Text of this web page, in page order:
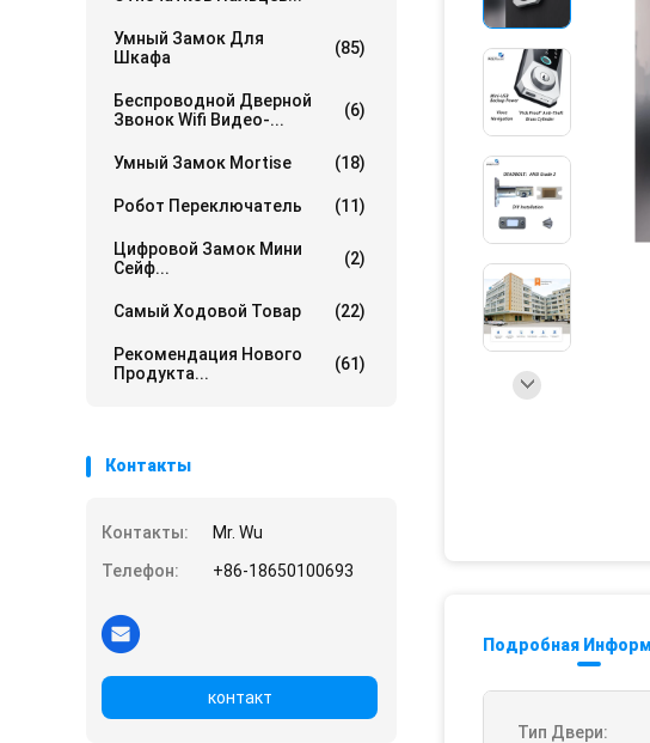
Умный Замок Для
Шкафа
(85)
Беспроводной Дверной
Звонок Wifi Видео-...
(6)
Умный Замок Mortise (18)
Робот Переключатель (11)
Цифровой Замок Мини
Сейф...
(2)
Самый Ходовой Товар (22)
Рекомендация Нового
Продукта...
(61)
Контакты
Контакты:
Mr. Wu
Телефон:
+86-18650100693
контакт
Подробная
Тип Двери: